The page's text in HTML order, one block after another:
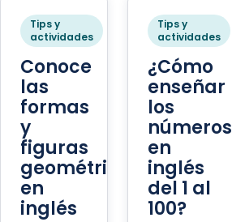
Tips y
actividades
Conoce
las
formas
y
figuras
geométricas
en
inglés
Tips y
actividades
¿Cómo
enseñar
los
números
en
inglés
del 1 al
100?